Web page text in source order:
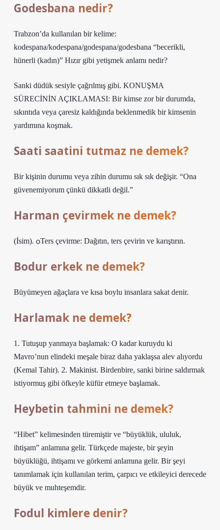
Godesbana nedir?
Trabzon’da kullanılan bir kelime:
kodespana/kodespana/godespana/godesbana “becerikli,
hünerli (kadın)” Hızır gibi yetişmek anlamı nedir?
Sanki düdük sesiyle çağrılmış gibi. KONUŞMA
SÜRECİNİN AÇIKLAMASI: Bir kimse zor bir durumda,
sıkıntıda veya çaresiz kaldığında beklenmedik bir kimsenin
yardımına koşmak.
Saati saatini tutmaz ne demek?
Bir kişinin durumu veya zihin durumu sık sık değişir. “Ona
güvenemiyorum çünkü dikkatli değil.”
Harman çevirmek ne demek?
(İsim). ѻTers çevirme: Dağıtın, ters çevirin ve karıştırın.
Bodur erkek ne demek?
Büyümeyen ağaçlara ve kısa boylu insanlara sakat denir.
Harlamak ne demek?
1. Tutuşup yanmaya başlamak: O kadar kuruydu ki
Mavro’nun elindeki meşale biraz daha yaklaşsa alev alıyordu
(Kemal Tahir). 2. Makinist. Birdenbire, sanki birine saldırmak
istiyormuş gibi öfkeyle küfür etmeye başlamak.
Heybetin tahmini ne demek?
“Hibet” kelimesinden türemiştir ve “büyüklük, ululuk,
ihtişam” anlamına gelir. Türkçede majeste, bir şeyin
büyüklüğü, ihtişamı ve görkemi anlamına gelir. Bir şeyi
tanımlamak için kullanılan terim, çarpıcı ve etkileyici derecede
büyük ve muhteşemdir.
Fodul kimlere denir?